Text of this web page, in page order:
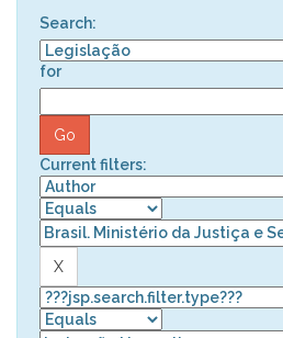
Search:
for
Current filters: